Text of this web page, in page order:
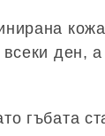
всеки ден,
гъбата